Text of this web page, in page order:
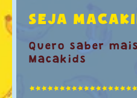
SEJA
Quero saber
Macakids